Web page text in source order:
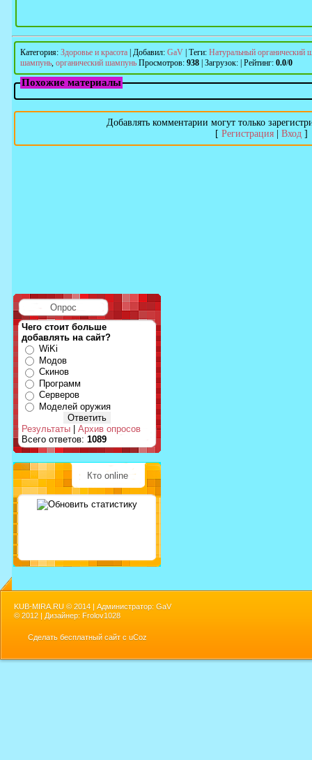
Категория: Здоровье и красота Добавил: GaV Теги: Натуральный органический
шампунь, органический шампунь Просмотров: 938 Загрузок: Рейтинг: 0.0/0
Похожие материалы
Добавлять комментарии могут только
[ Регистрация| Вход]
Опрос
Чего стоит больше
добавлять на сайт?
WiKi
Модов
Скинов
Программ
Серверов
Моделей оружия
Результаты
Архив опросов
Всего ответов: 1089
Кто online
KUB-MIRA.RU © 2014 | Администратор: GaV
© 2012 | Дизайнер: Frolov1028
Сделать бесплатный сайт с uCoz